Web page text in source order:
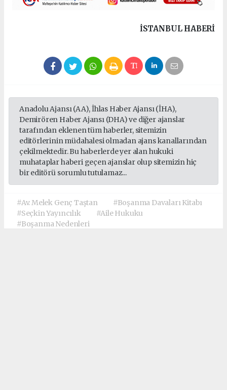
İSTANBUL HABERİ
Anadolu Ajansı (AA), İhlas Haber Ajansı (İHA),
Demirören Haber Ajansı (DHA) ve diğer ajanslar
tarafından eklenen tüm haberler, sitemizin
editörlerinin müdahalesi olmadan ajans kanallarından
çekilmektedir. Bu haberlerde yer alan hukuki
muhataplar haberi geçen ajanslar olup sitemizin hiç
bir editörü sorumlu tutulamaz...
#Av. Melek Genç Taştan
#Boşanma Davaları Kitabı
#Seçkin Yayıncılık
#Aile Hukuku
#Boşanma Nedenleri